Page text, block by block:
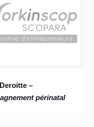
–
périnatal